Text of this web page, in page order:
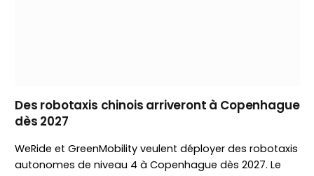
Des robotaxis chinois arriveront à Copenhague
dès 2027
WeRide et GreenMobility veulent déployer des robotaxis
autonomes de niveau 4 à Copenhague dès 2027. Le